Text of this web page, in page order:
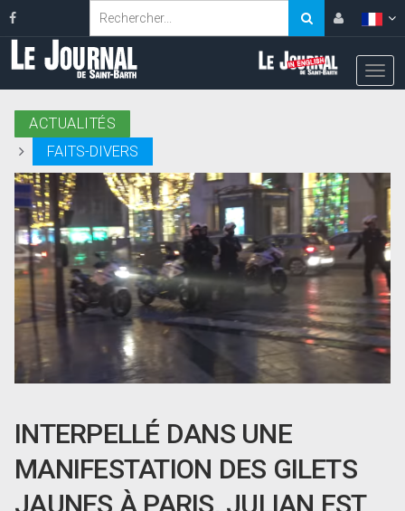
ACTUALITÉS
FAITS-DIVERS
INTERPELLÉ DANS UNE
MANIFESTATION DES GILETS
JAUNES À PARIS, JULIAN EST